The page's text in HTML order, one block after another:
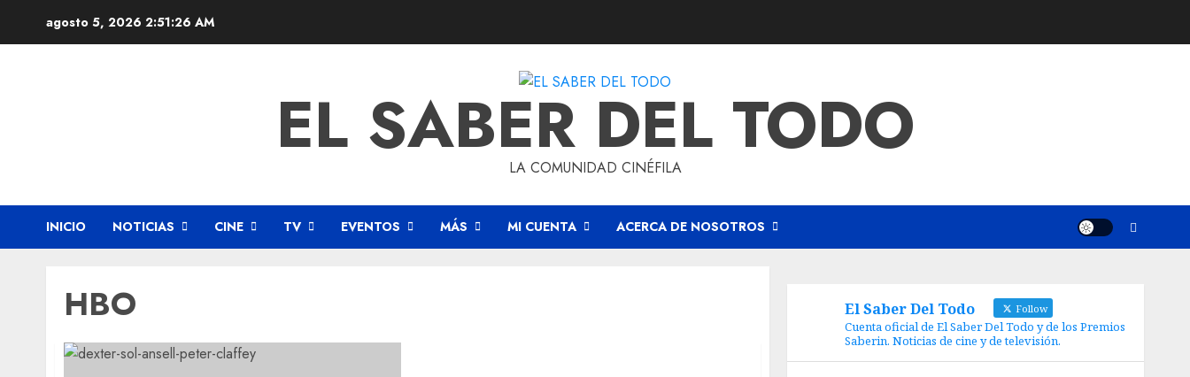
agosto 5, 2026 2:51:27 AM
EL SABER DEL TODO
LA COMUNIDAD CINÉFILA
INICIO NOTICIAS CINE TV EVENTOS MÁS MI CUENTA ACERCA DE NOSOTROS
HBO El Saber Del Todo Follow
Cuenta oficial de El Saber Del Todo y de los Premios
Saberin. Noticias de cine y de televisión.